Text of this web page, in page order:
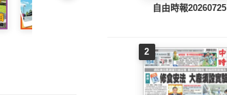
中時旺到報(0430
EPUB完整版)
自由時報20260725
2